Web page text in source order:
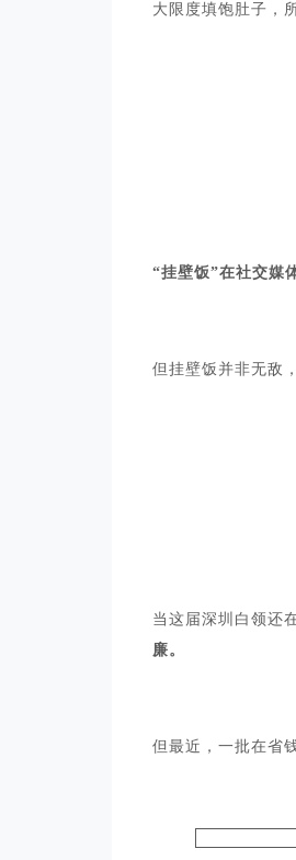
大限度填饱肚子，
“挂壁饭”在社交媒
但挂壁饭并非无敌
当这届深圳白领还
廉。
但最近，一批在省